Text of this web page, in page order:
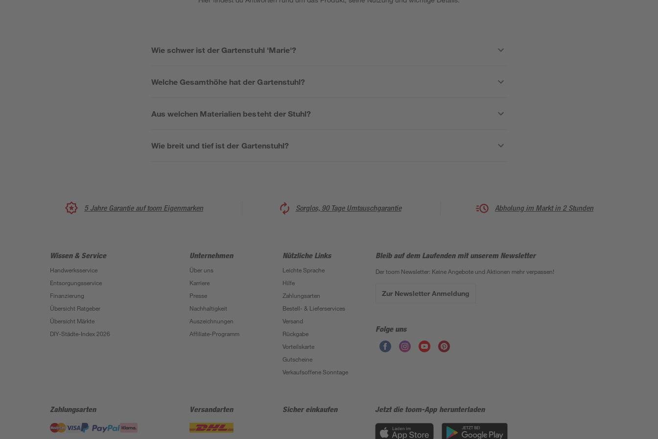
Wie schwer ist der Gartenstuhl 'Marie'?
Welche Gesamthöhe hat der Gartenstuhl?
Aus welchen Materialien besteht der Stuhl?
Wie breit und tief ist der Gartenstuhl?
5 Jahre Garantie auf toom Eigenmarken Sorglos, 90 Tage Umtauschgarantie Abholung im Markt in 2 Stunden
Wissen & Service
Handwerksservice
Entsorgungsservice
Finanzierung
Übersicht Ratgeber
Übersicht Märkte
DIY-Städte-Index 2026
Unternehmen
Über uns
Karriere
Presse
Nachhaltigkeit
Auszeichnungen
Affiliate-Programm
Nützliche Links
Leichte Sprache
Hilfe
Zahlungsarten
Bestell- & Lieferservices
Versand
Rückgabe
Vorteilskarte
Gutscheine
Verkaufsoffene Sonntage
Bleib auf dem Laufenden mit unserem Newsletter
Der toom Newsletter: Keine Angebote und Aktionen mehr verpassen!
Zur Newsletter Anmeldung
Folge uns
Zahlungsarten Versandarten Sicher einkaufen Jetzt die toom-App herunterladen